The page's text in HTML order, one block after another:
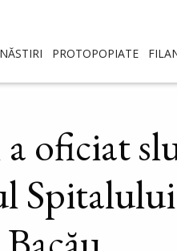
PROTOPOPIATE
oficiat